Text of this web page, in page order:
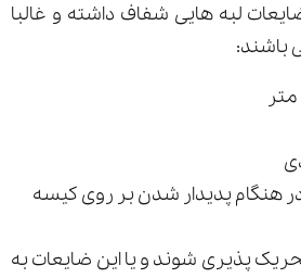
لبه هایی شفاف داشته و غالبا
باشند:
هنگام پدیدار شدن بر روی کیسه
پذیری شوند و یا این ضایعات به